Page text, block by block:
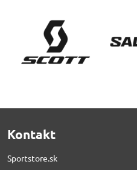
Kontakt
Sportstore.sk